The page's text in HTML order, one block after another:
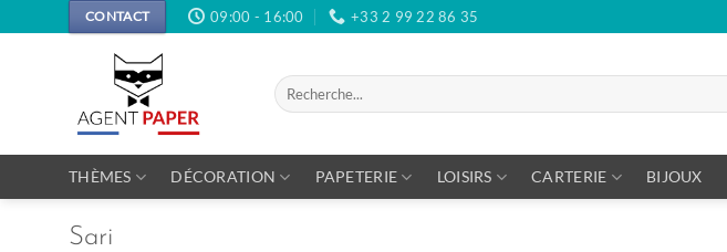
au
CONTACT 09:00 - 16:00 +33 2 99 22 86 35
Recherche
pour :
THÈMES DÉCORATION PAPETERIE LOISIRS CARTERIE BIJOUX
Sari